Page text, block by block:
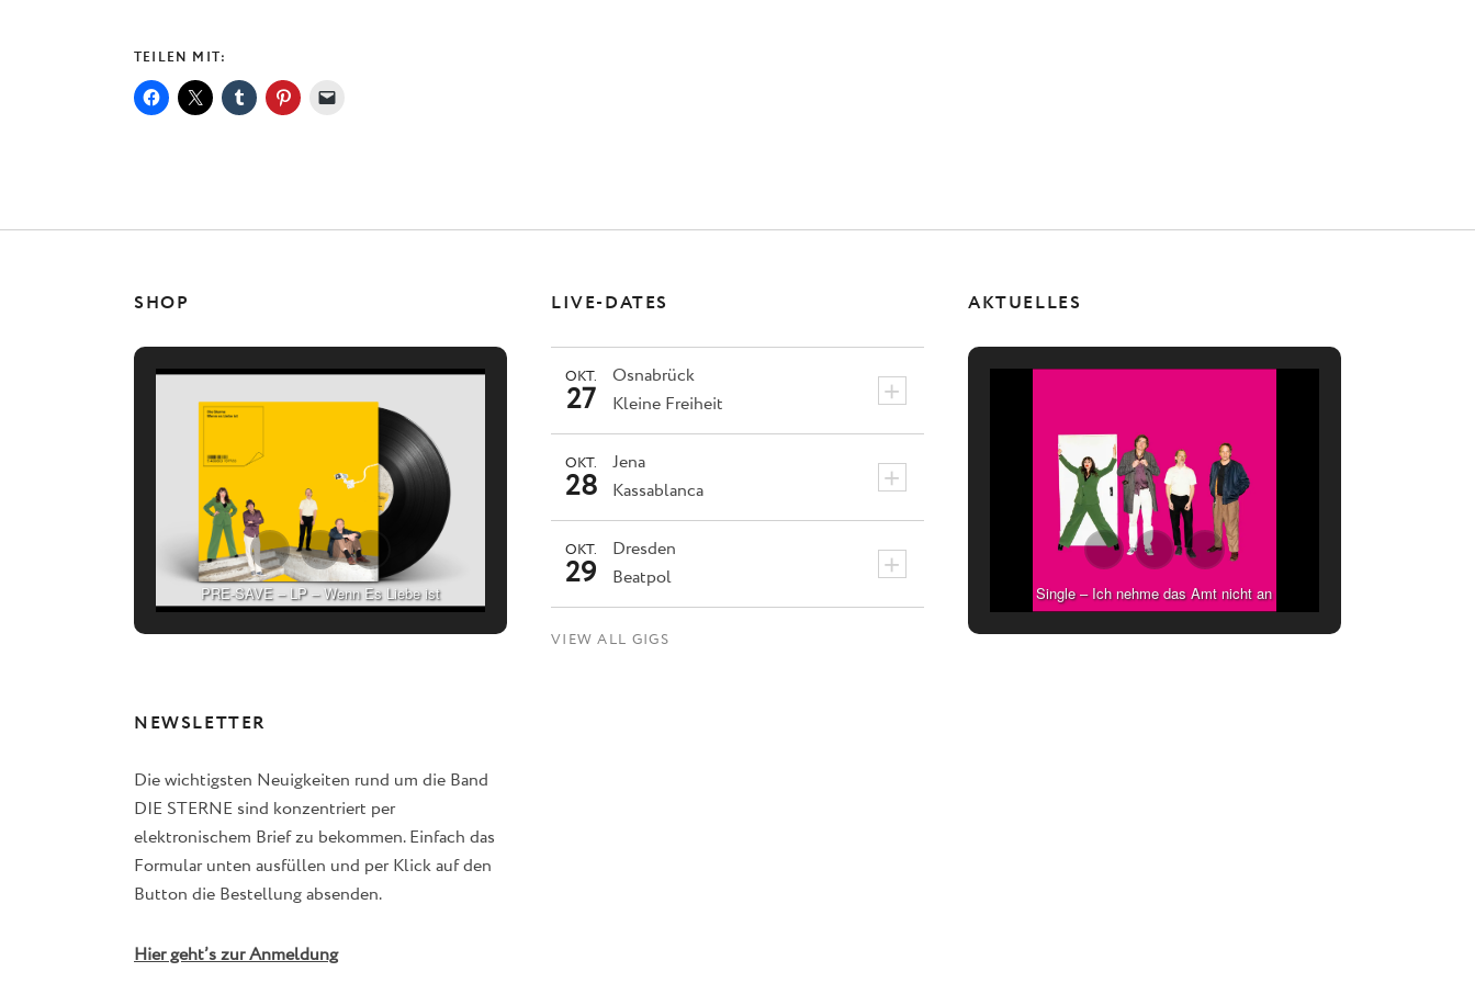
TEILEN MIT:
SHOP
PRE-SAVE – LP – Wenn Es Liebe ist
LIVE-DATES
Osnabrück +
OKT.
27 Kleine Freiheit
Jena +
OKT.
28 Kassablanca
Dresden +
OKT.
29 Beatpol
VIEW ALL GIGS
AKTUELLES
Single – Ich nehme das Amt nicht an
NEWSLETTER
Die wichtigsten Neuigkeiten rund um die Band
DIE STERNE sind konzentriert per
elektronischem Brief zu bekommen. Einfach das
Formular unten ausfüllen und per Klick auf den
Button die Bestellung absenden.
Hier geht’s zur Anmeldung